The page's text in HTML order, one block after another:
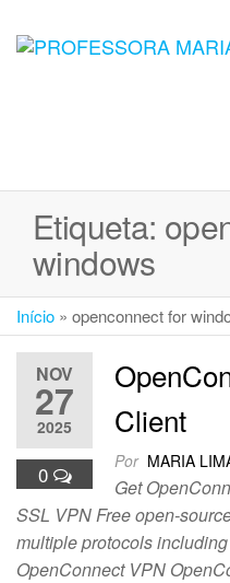
Etiqueta:
windows
Início » openconnect for
NOV
27
2025
0
Client
Por MARIA
Get
SSL VPN Free open-
multiple protocols
OpenConnect VPN